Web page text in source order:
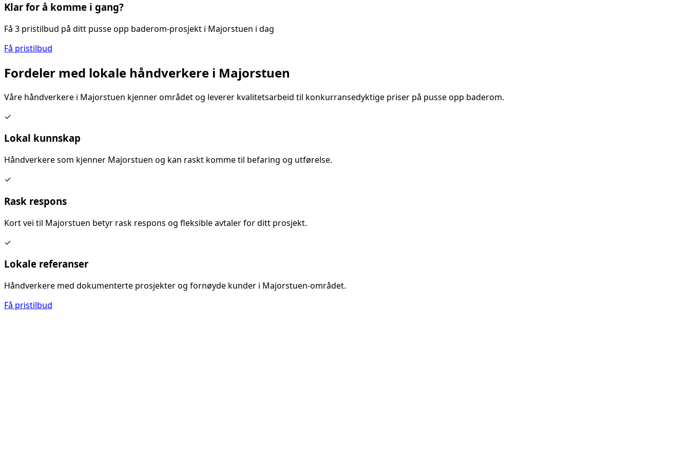
Klar for å komme i gang?
Få 3 pristilbud på ditt pusse opp baderom-prosjekt i Majorstuen i dag
Få pristilbud
Fordeler med lokale håndverkere i Majorstuen
Våre håndverkere i Majorstuen kjenner området og leverer kvalitetsarbeid til konkurransedyktige priser på pusse opp baderom.
✓
Lokal kunnskap
Håndverkere som kjenner Majorstuen og kan raskt komme til befaring og utførelse.
✓
Rask respons
Kort vei til Majorstuen betyr rask respons og fleksible avtaler for ditt prosjekt.
✓
Lokale referanser
Håndverkere med dokumenterte prosjekter og fornøyde kunder i Majorstuen-området.
Få pristilbud